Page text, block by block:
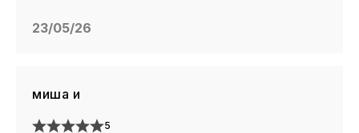
23/05/26
миша и
5